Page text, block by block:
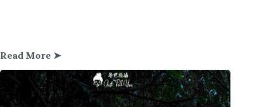
Read More ➤